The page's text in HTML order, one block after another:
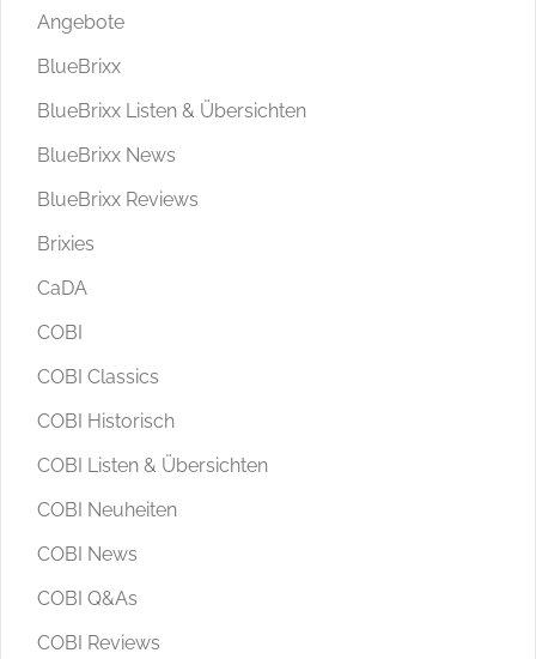
Angebote
BlueBrixx
BlueBrixx Listen & Übersichten
BlueBrixx News
BlueBrixx Reviews
Brixies
CaDA
COBI
COBI Classics
COBI Historisch
COBI Listen & Übersichten
COBI Neuheiten
COBI News
COBI Q&As
COBI Reviews